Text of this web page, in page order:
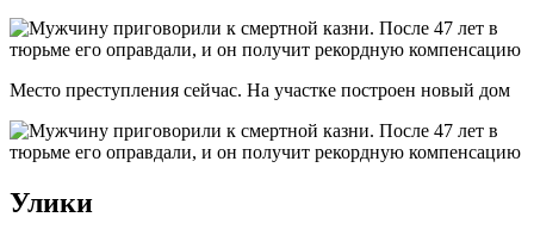
Место преступления сейчас. На участке построен новый дом
Улики